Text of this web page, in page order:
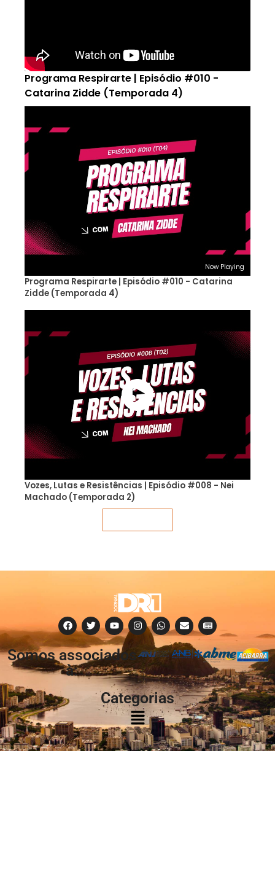
Programa Respirarte | Episódio #010 -
Catarina Zidde (Temporada 4)
Now Playing
Programa Respirarte | Episódio #010 - Catarina
Zidde (Temporada 4)
Vozes, Lutas e Resistências | Episódio #008 - Nei
Machado (Temporada 2)
Somos associados
à:
Categorias